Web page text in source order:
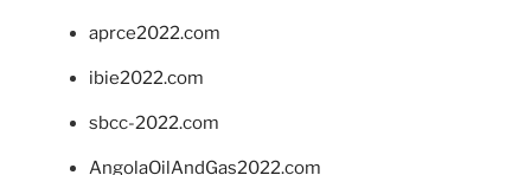
aprce2022.com
ibie2022.com
sbcc-2022.com
AngolaOilAndGas2022.com